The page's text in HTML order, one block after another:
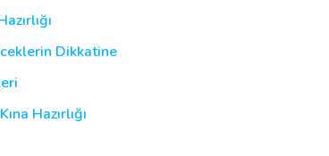
Dikkatine
Hazırlığı